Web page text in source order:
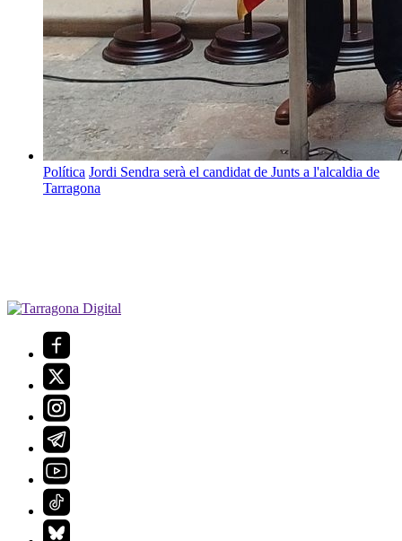
Política Jordi Sendra serà el candidat de Junts a l'alcaldia de
Tarragona